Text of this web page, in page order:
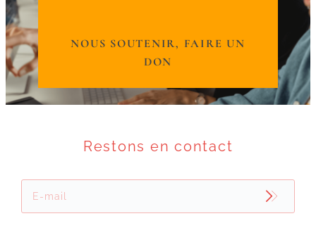
NOUS SOUTENIR, FAIRE UN
DON
Restons en contact
